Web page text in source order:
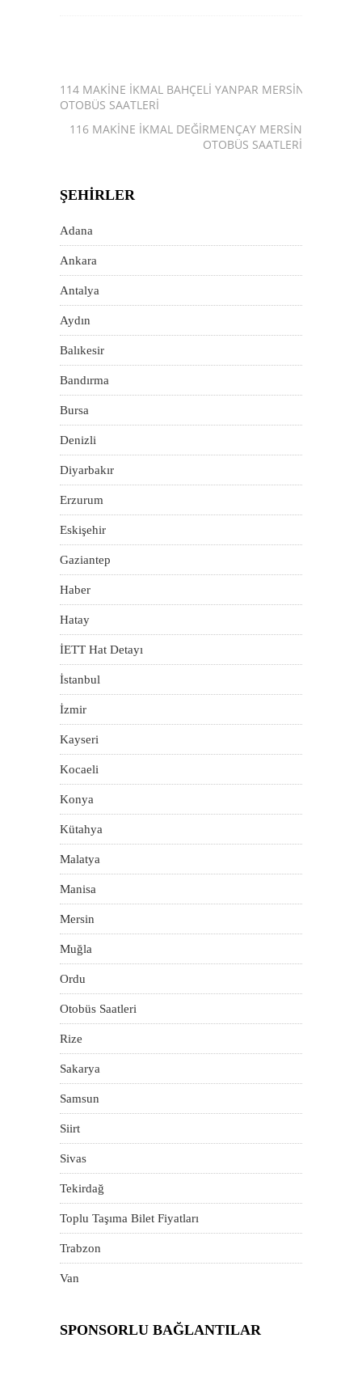
114 MAKINE İKMAL BAHÇELI YANPAR MERSIN
OTOBÜS SAATLERI
116 MAKINE İKMAL DEĞIRMENÇAY MERSIN
OTOBÜS SAATLERI
ŞEHIRLER
Adana
Ankara
Antalya
Aydın
Balıkesir
Bandırma
Bursa
Denizli
Diyarbakır
Erzurum
Eskişehir
Gaziantep
Haber
Hatay
İETT Hat Detayı
İstanbul
İzmir
Kayseri
Kocaeli
Konya
Kütahya
Malatya
Manisa
Mersin
Muğla
Ordu
Otobüs Saatleri
Rize
Sakarya
Samsun
Siirt
Sivas
Tekirdağ
Toplu Taşıma Bilet Fiyatları
Trabzon
Van
SPONSORLU BAĞLANTILAR